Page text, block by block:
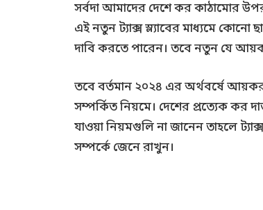
সর্বদা আমাদের দেশে কর কাঠামোর
এই নতুন ট্যাক্স স্ল্যাবের মাধ্যমে
দাবি করতে পারেন। তবে নতুন যে
তবে বর্তমান ২০২৪ এর অর্থবর্ষে আয়কর
সম্পর্কিত নিয়মে। দেশের প্রত্যেক কর
যাওয়া নিয়মগুলি না জানেন তাহলে
সম্পর্কে জেনে রাখুন।